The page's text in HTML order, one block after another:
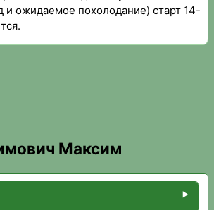
и ожидаемое похолодание) старт 14-
Максим